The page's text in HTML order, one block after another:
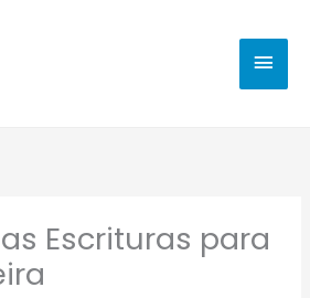
Escrituras para